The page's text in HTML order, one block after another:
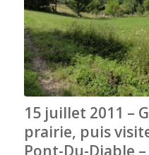
15 juillet 2011 –
prairie, puis
Pont-Du-Diable –